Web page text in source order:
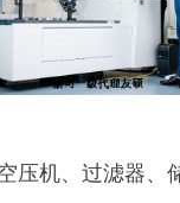
机、过滤器、